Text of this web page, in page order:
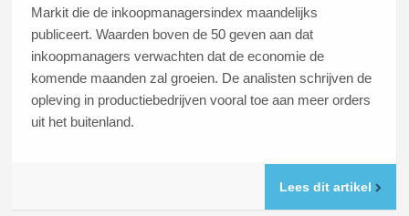
Markit die de inkoopmanagersindex maandelijks
publiceert. Waarden boven de 50 geven aan dat
inkoopmanagers verwachten dat de economie de
komende maanden zal groeien. De analisten schrijven de
opleving in productiebedrijven vooral toe aan meer orders
uit het buitenland.
Lees dit artikel